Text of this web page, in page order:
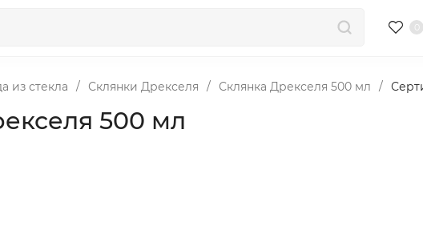
из стекла / Склянки Дрекселя / Склянка Дрекселя 500 мл /
500 мл